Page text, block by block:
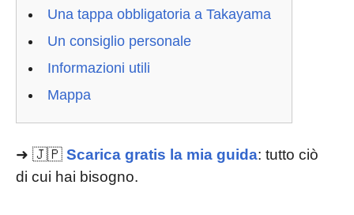
Una tappa obbligatoria a Takayama
Un consiglio personale
Informazioni utili
Mappa
➜ 🇯🇵 Scarica gratis la mia guida: tutto ciò
di cui hai bisogno.